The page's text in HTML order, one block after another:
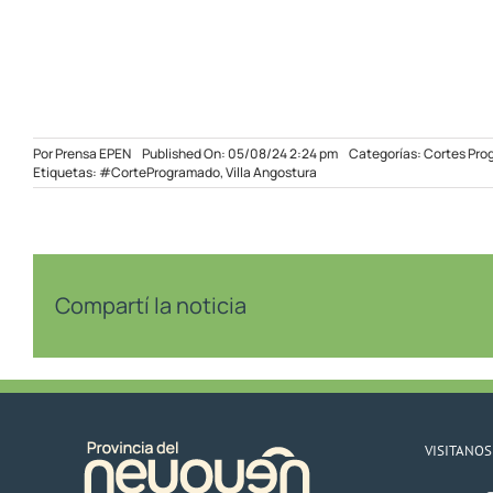
PorPrensa EPEN Published On: 05/08/24 2:24 pm Categorías:Cortes
Etiquetas: #CorteProgramado,Villa Angostura
Compartí la noticia